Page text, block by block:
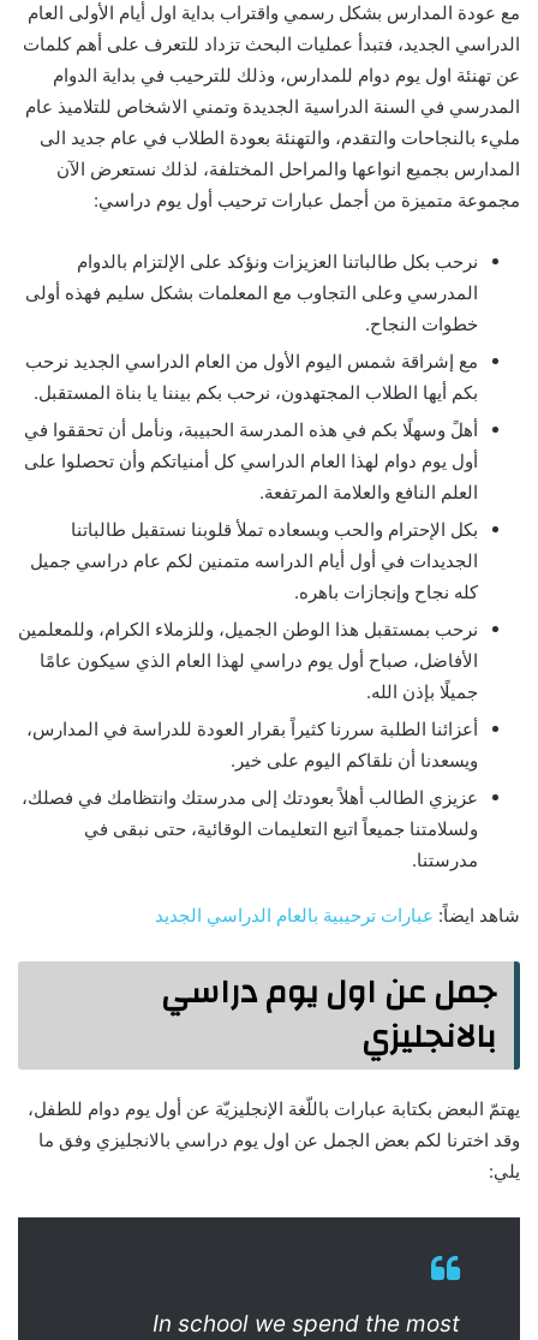
مع عودة المدارس بشكل رسمي واقتراب بداية اول أيام الأولى العام
الدراسي الجديد، فتبدأ عمليات البحث تزداد للتعرف على أهم كلمات
عن تهنئة اول يوم دوام للمدارس، وذلك للترحيب في بداية الدوام
المدرسي في السنة الدراسية الجديدة وتمني الاشخاص للتلاميذ عام
مليء بالنجاحات والتقدم، والتهنئة بعودة الطلاب في عام جديد الى
المدارس بجميع انواعها والمراحل المختلفة، لذلك نستعرض الآن
مجموعة متميزة من أجمل عبارات ترحيب أول يوم دراسي:
نرحب بكل طالباتنا العزيزات ونؤكد على الإلتزام بالدوام
المدرسي وعلى التجاوب مع المعلمات بشكل سليم فهذه أولى
خطوات النجاح.
مع إشراقة شمس اليوم الأول من العام الدراسي الجديد نرحب
بكم أيها الطلاب المجتهدون، نرحب بكم بيننا يا بناة المستقبل.
أهلً وسهلًا بكم في هذه المدرسة الحبيبة، ونأمل أن تحققوا في
أول يوم دوام لهذا العام الدراسي كل أمنياتكم وأن تحصلوا على
العلم النافع والعلامة المرتفعة.
بكل الإحترام والحب وبسعاده تملأ قلوبنا نستقبل طالباتنا
الجديدات في أول أيام الدراسه متمنين لكم عام دراسي جميل
كله نجاح وإنجازات باهره.
نرحب بمستقبل هذا الوطن الجميل، وللزملاء الكرام، وللمعلمين
الأفاضل، صباح أول يوم دراسي لهذا العام الذي سيكون عامًا
جميلًا بإذن الله.
أعزائنا الطلبة سررنا كثيراً بقرار العودة للدراسة في المدارس،
ويسعدنا أن نلقاكم اليوم على خير.
عزيزي الطالب أهلاً بعودتك إلى مدرستك وانتظامك في فصلك،
ولسلامتنا جميعاً اتبع التعليمات الوقائية، حتى نبقى في
مدرستنا.
شاهد ايضاً: عبارات ترحيبية بالعام الدراسي الجديد
جمل عن اول يوم دراسي
بالانجليزي
يهتمّ البعض بكتابة عبارات باللّغة الإنجليزيّة عن أول يوم دوام للطفل،
وقد اخترنا لكم بعض الجمل عن اول يوم دراسي بالانجليزي وفق ما
يلي:
In school we spend the most